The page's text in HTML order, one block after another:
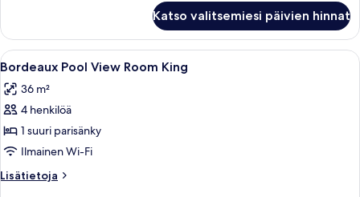
In
kuvat
2
Queens
Mobility
In
Katso valitsemiesi päivien hinnat
Avaa
kaikki
huonetyypin
Bordeaux
Pool
View
Room
King
Hotellihuone, jossa on suuri sänky,
4
Bordeaux Pool View Room King
36 m²
4 henkilöä
1 suuri parisänky
Ilmainen Wi-Fi
Lisätietoja
Lisätietoja